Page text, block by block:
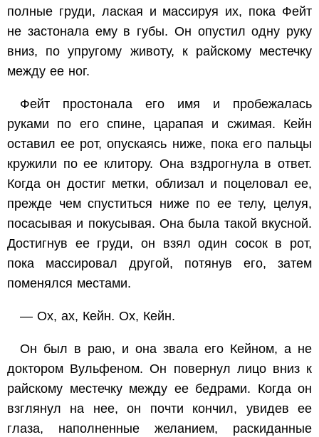
полные груди, лаская и массируя их, пока Фейт
не застонала ему в губы. Он опустил одну руку
вниз, по упругому животу, к райскому местечку
между ее ног.
Фейт простонала его имя и пробежалась
руками по его спине, царапая и сжимая. Кейн
оставил ее рот, опускаясь ниже, пока его пальцы
кружили по ее клитору. Она вздрогнула в ответ.
Когда он достиг метки, облизал и поцеловал ее,
прежде чем спуститься ниже по ее телу, целуя,
посасывая и покусывая. Она была такой вкусной.
Достигнув ее груди, он взял один сосок в рот,
пока массировал другой, потянув его, затем
поменялся местами.
— Ох, ах, Кейн. Ох, Кейн.
Он был в раю, и она звала его Кейном, а не
доктором Вульфеном. Он повернул лицо вниз к
райскому местечку между ее бедрами. Когда он
взглянул на нее, он почти кончил, увидев ее
глаза, наполненные желанием, раскиданные